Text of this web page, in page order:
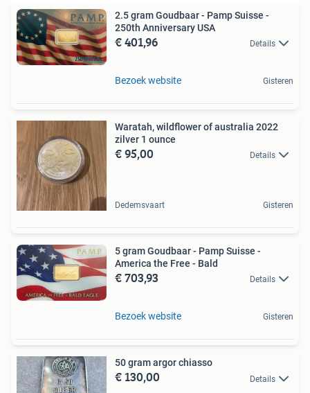
2.5 gram Goudbaar - Pamp Suisse -
250th Anniversary USA
€ 401,96 Details
Bezoek website Gisteren
Waratah, wildflower of australia 2022
zilver 1 ounce
€ 95,00 Details
Dedemsvaart Gisteren
5 gram Goudbaar - Pamp Suisse -
America the Free - Bald
€ 703,93 Details
Bezoek website Gisteren
50 gram argor chiasso
€ 130,00 Details